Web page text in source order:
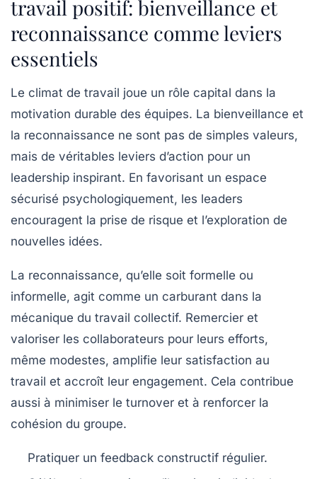
travail positif: bienveillance et
reconnaissance comme leviers
essentiels
Le climat de travail joue un rôle capital dans la
motivation durable des équipes. La bienveillance et
la reconnaissance ne sont pas de simples valeurs,
mais de véritables leviers d’action pour un
leadership inspirant. En favorisant un espace
sécurisé psychologiquement, les leaders
encouragent la prise de risque et l’exploration de
nouvelles idées.
La reconnaissance, qu’elle soit formelle ou
informelle, agit comme un carburant dans la
mécanique du travail collectif. Remercier et
valoriser les collaborateurs pour leurs efforts,
même modestes, amplifie leur satisfaction au
travail et accroît leur engagement. Cela contribue
aussi à minimiser le turnover et à renforcer la
cohésion du groupe.
Pratiquer un feedback constructif régulier.